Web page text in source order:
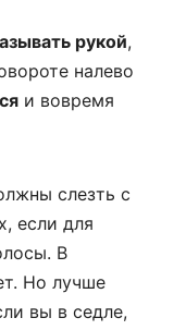
рукой,
налево
и вовремя
слезть с
если для
В
Но лучше
вы в седле,